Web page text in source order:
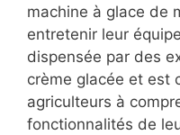
machine à glace de
entretenir leur
dispensée par des
crème glacée et est
agriculteurs à
fonctionnalités de